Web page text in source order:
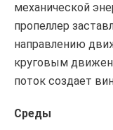
механической
пропеллер
направлению
круговым
поток создает
Среды